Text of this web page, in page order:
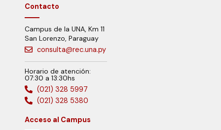
Contacto
Campus de la UNA, Km 11
San Lorenzo, Paraguay
consulta@rec.una.py
Horario de atención:
07:30 a 13:30hs
(021) 328 5997
(021) 328 5380
Acceso al Campus